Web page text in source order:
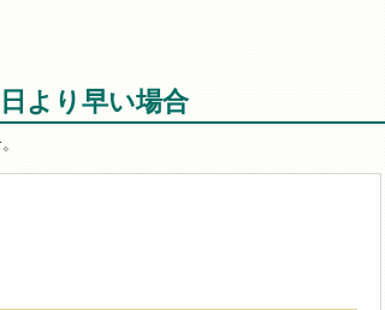
より早い場合